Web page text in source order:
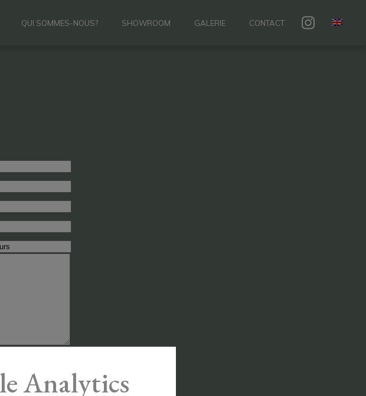
QUI SOMMES-NOUS? SHOWROOM GALERIE CONTACT
Analytics